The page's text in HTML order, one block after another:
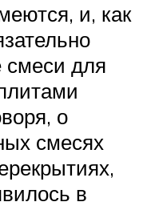
и, как
смеси для
о
смесях
в